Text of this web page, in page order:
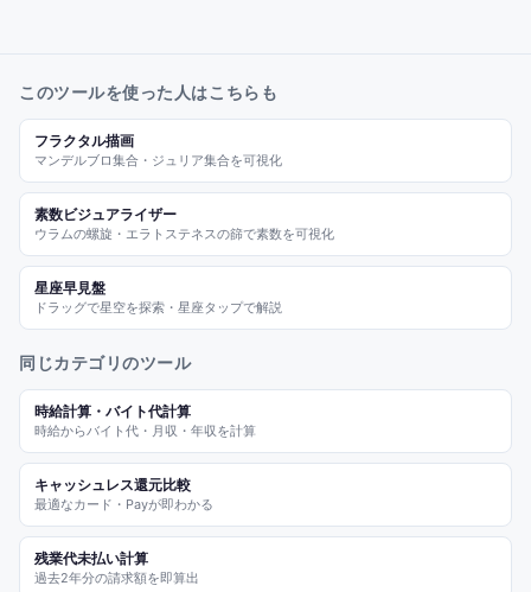
このツールを使った人はこちらも
フラクタル描画
マンデルブロ集合・ジュリア集合を可視化
素数ビジュアライザー
ウラムの螺旋・エラトステネスの篩で素数を可視化
星座早見盤
ドラッグで星空を探索・星座タップで解説
同じカテゴリのツール
時給計算・バイト代計算
時給からバイト代・月収・年収を計算
キャッシュレス還元比較
最適なカード・Payが即わかる
残業代未払い計算
過去2年分の請求額を即算出